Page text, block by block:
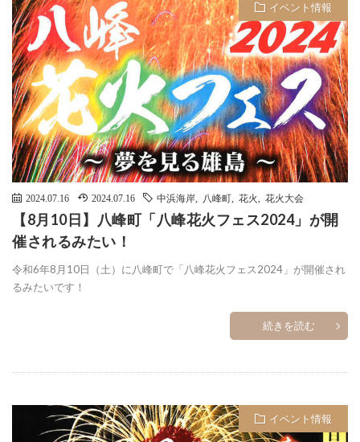
イベント情報
2024.07.16 2024.07.16 中浜海岸 八峰町 花火 花火大会
【8月10日】八峰町「八峰花火フェス2024」が開
催されるみたい！
令和6年8月10日（土）に八峰町で「八峰花火フェス2024」が開催され
るみたいです！
続きを読む
イベント情報